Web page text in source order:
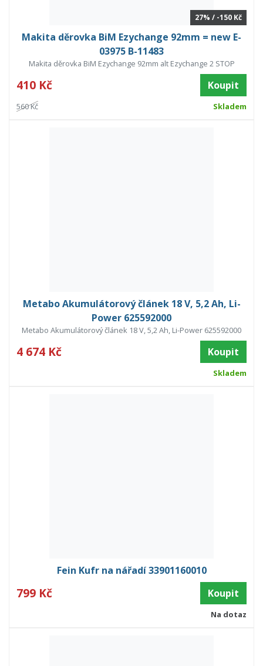
27% / -150 Kč
Makita děrovka BiM Ezychange 92mm = new E-
03975 B-11483
Makita děrovka BiM Ezychange 92mm alt Ezychange 2 STOP
410 Kč Koupit
560 Kč Skladem
Metabo Akumulátorový článek 18 V, 5,2 Ah, Li-
Power 625592000
Metabo Akumulátorový článek 18 V, 5,2 Ah, Li-Power 625592000
4 674 Kč Koupit
Skladem
Fein Kufr na nářadí 33901160010
799 Kč Koupit
Na dotaz